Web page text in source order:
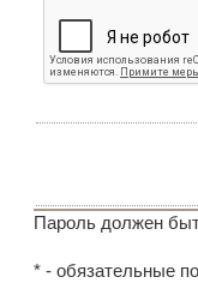
Пароль должен
* - обязательные